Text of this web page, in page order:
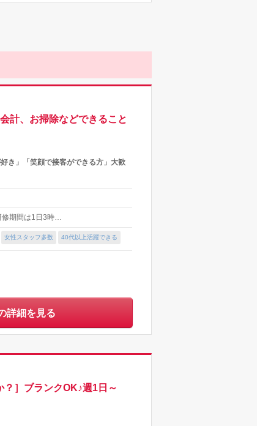
計、お掃除などできること
き」「笑顔で接客ができる方」大歓
期間は1日3時…
女性スタッフ多数 40代以上活躍できる
詳細を見る
］ブランクOK♪週1日～